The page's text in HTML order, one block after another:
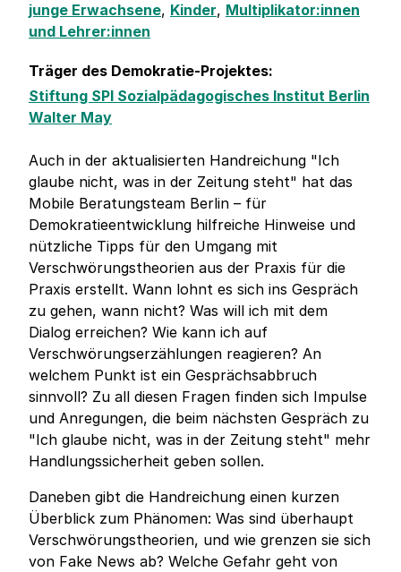
junge Erwachsene, Kinder, Multiplikator:innen
und Lehrer:innen
Träger des Demokratie-Projektes:
Stiftung SPI Sozialpädagogisches Institut Berlin
Walter May
Auch in der aktualisierten Handreichung "Ich
glaube nicht, was in der Zeitung steht" hat das
Mobile Beratungsteam Berlin – für
Demokratieentwicklung hilfreiche Hinweise und
nützliche Tipps für den Umgang mit
Verschwörungstheorien aus der Praxis für die
Praxis erstellt. Wann lohnt es sich ins Gespräch
zu gehen, wann nicht? Was will ich mit dem
Dialog erreichen? Wie kann ich auf
Verschwörungserzählungen reagieren? An
welchem Punkt ist ein Gesprächsabbruch
sinnvoll? Zu all diesen Fragen finden sich Impulse
und Anregungen, die beim nächsten Gespräch zu
"Ich glaube nicht, was in der Zeitung steht" mehr
Handlungssicherheit geben sollen.
Daneben gibt die Handreichung einen kurzen
Überblick zum Phänomen: Was sind überhaupt
Verschwörungstheorien, und wie grenzen sie sich
von Fake News ab? Welche Gefahr geht von